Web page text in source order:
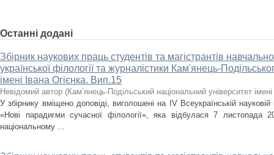
Останні додані
Збірник наукових праць студентів та магістрантів
української філології та журналістики Кам'янець-
імені Івана Огієнка. Вип.15
Невідомий автор (Кам’янець-Подільський національний університет
У збірнику вміщено доповіді, виголошені на ІV Всеукраїнській
«Нові парадигми сучасної філології», яка відбулася 7 листопада
національному ...